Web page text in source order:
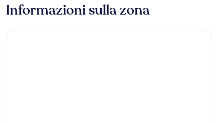
Informazioni sulla zona